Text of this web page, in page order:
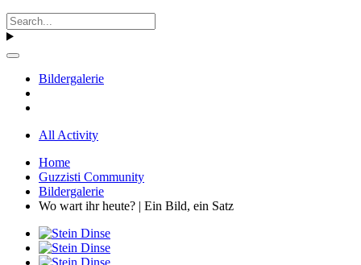
Bildergalerie
All Activity
Home
Guzzisti Community
Bildergalerie
Wo wart ihr heute? | Ein Bild, ein Satz